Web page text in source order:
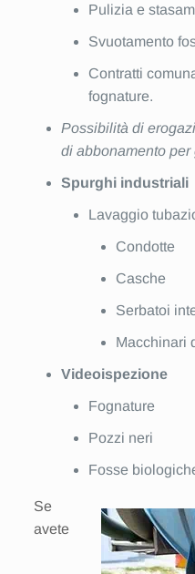
Pulizia e
Svuotamento
Contratti
fognature.
Possibilità di
di abbonamento
Spurghi industriali
Lavaggio
Condotte
Casche
Serbatoi
Macchinari
Videoispezione
Fognature
Pozzi neri
Fosse
Se
avete